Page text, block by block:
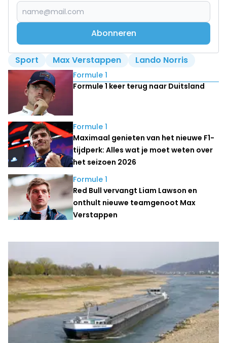
Abonneren
Sport Max Verstappen Lando Norris
Lees ook
Formule 1
Formule 1 keer terug naar Duitsland
Formule 1
Maximaal genieten van het nieuwe F1-
tijdperk: Alles wat je moet weten over
het seizoen 2026
Formule 1
Red Bull vervangt Liam Lawson en
onthult nieuwe teamgenoot Max
Verstappen
Laatste nieuws